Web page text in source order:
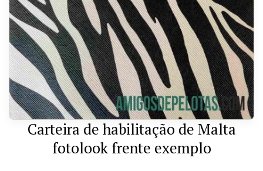
Carteira de habilitação de Malta
fotolook frente exemplo